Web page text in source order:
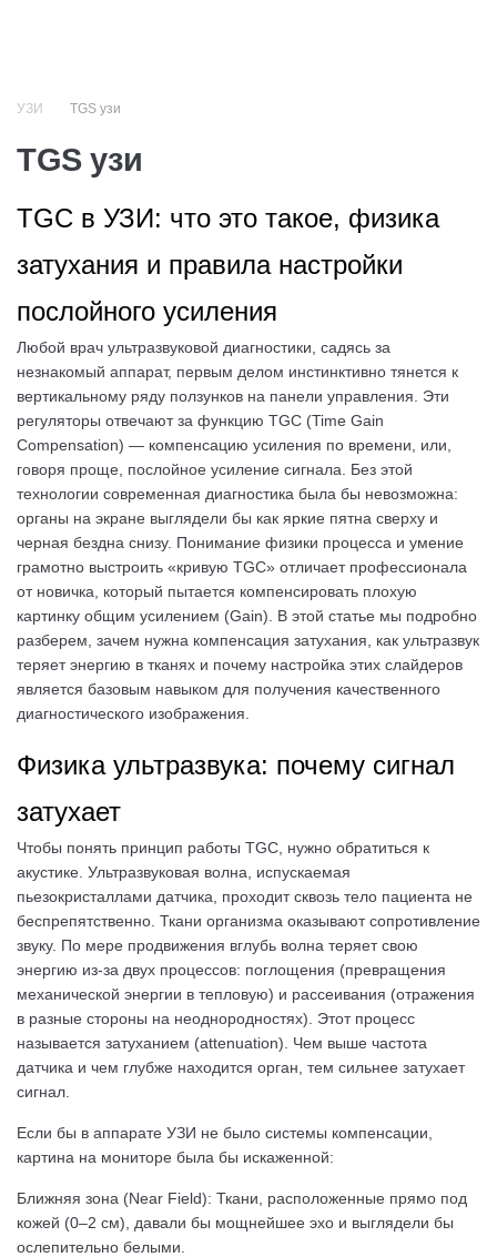
УЗИ TGS узи
TGS узи
TGC в УЗИ: что это такое, физика
затухания и правила настройки
послойного усиления
Любой врач ультразвуковой диагностики, садясь за
незнакомый аппарат, первым делом инстинктивно тянется к
вертикальному ряду ползунков на панели управления. Эти
регуляторы отвечают за функцию TGC (Time Gain
Compensation) — компенсацию усиления по времени, или,
говоря проще, послойное усиление сигнала. Без этой
технологии современная диагностика была бы невозможна:
органы на экране выглядели бы как яркие пятна сверху и
черная бездна снизу. Понимание физики процесса и умение
грамотно выстроить «кривую TGC» отличает профессионала
от новичка, который пытается компенсировать плохую
картинку общим усилением (Gain). В этой статье мы подробно
разберем, зачем нужна компенсация затухания, как ультразвук
теряет энергию в тканях и почему настройка этих слайдеров
является базовым навыком для получения качественного
диагностического изображения.
Физика ультразвука: почему сигнал
затухает
Чтобы понять принцип работы TGC, нужно обратиться к
акустике. Ультразвуковая волна, испускаемая
пьезокристаллами датчика, проходит сквозь тело пациента не
беспрепятственно. Ткани организма оказывают сопротивление
звуку. По мере продвижения вглубь волна теряет свою
энергию из-за двух процессов: поглощения (превращения
механической энергии в тепловую) и рассеивания (отражения
в разные стороны на неоднородностях). Этот процесс
называется затуханием (attenuation). Чем выше частота
датчика и чем глубже находится орган, тем сильнее затухает
сигнал.
Если бы в аппарате УЗИ не было системы компенсации,
картина на мониторе была бы искаженной:
Ближняя зона (Near Field): Ткани, расположенные прямо под
кожей (0–2 см), давали бы мощнейшее эхо и выглядели бы
ослепительно белыми.